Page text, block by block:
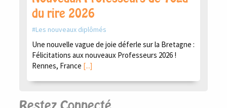
du rire 2026
Les nouveaux diplômés
Une nouvelle vague de joie déferle sur la Bretagne :
Félicitations aux nouveaux Professeurs 2026 !
Rennes, France [...]